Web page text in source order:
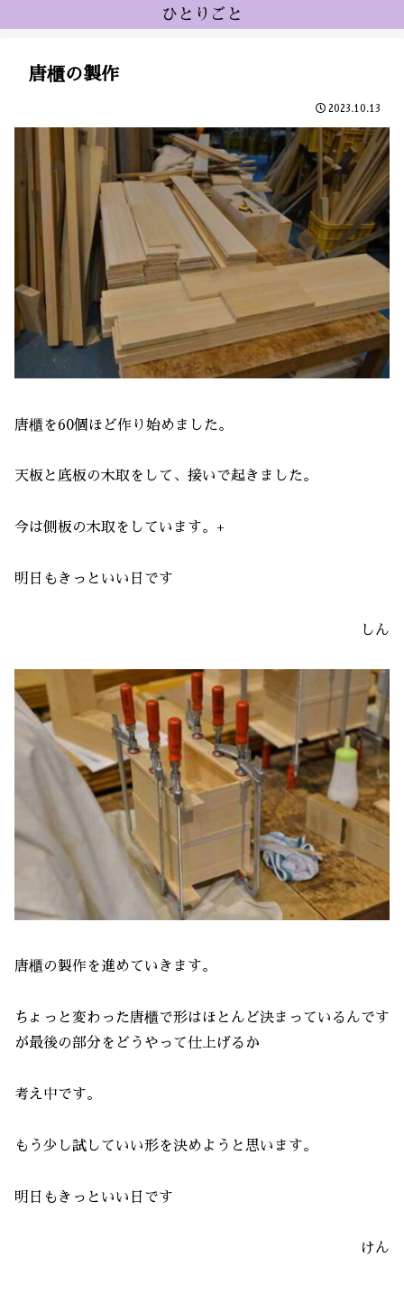
ひとりごと
唐櫃の製作
2023.10.13
唐櫃を60個ほど作り始めました。
天板と底板の木取をして、接いで起きました。
今は側板の木取をしています。+
明日もきっといい日です
しん
唐櫃の製作を進めていきます。
ちょっと変わった唐櫃で形はほとんど決まっているんです
が最後の部分をどうやって仕上げるか
考え中です。
もう少し試していい形を決めようと思います。
明日もきっといい日です
けん